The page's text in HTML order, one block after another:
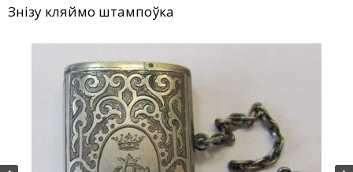
Знізу кляймо штампоўка